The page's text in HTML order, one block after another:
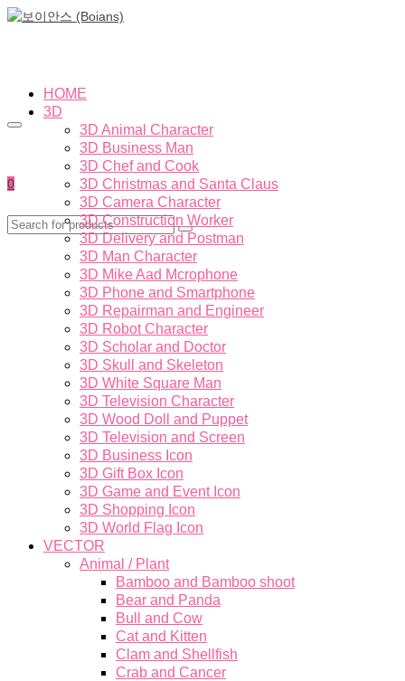
0
HOME
3D
3D Animal Character
3D Business Man
3D Chef and Cook
3D Christmas and Santa Claus
3D Camera Character
3D Construction Worker
3D Delivery and Postman
3D Man Character
3D Mike Aad Mcrophone
3D Phone and Smartphone
3D Repairman and Engineer
3D Robot Character
3D Scholar and Doctor
3D Skull and Skeleton
3D White Square Man
3D Television Character
3D Wood Doll and Puppet
3D Television and Screen
3D Business Icon
3D Gift Box Icon
3D Game and Event Icon
3D Shopping Icon
3D World Flag Icon
VECTOR
Animal / Plant
Bamboo and Bamboo shoot
Bear and Panda
Bull and Cow
Cat and Kitten
Clam and Shellfish
Crab and Cancer